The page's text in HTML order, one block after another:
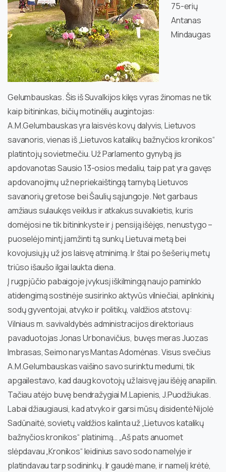
75-erių
Antanas
Mindaugas
Gelumbauskas. Šis iš Suvalkijos kilęs vyras žinomas ne tik
kaip bitininkas, bičių motinėlių augintojas:
A.M.Gelumbauskas yra laisvės kovų dalyvis, Lietuvos
savanoris, vienas iš „Lietuvos katalikų bažnyčios kronikos“
platintojų sovietmečiu. Už Parlamento gynybą jis
apdovanotas Sausio 13-osios medaliu, taip pat yra gavęs
apdovanojimų už nepriekaištingą tarnybą Lietuvos
savanorių gretose bei Šaulių sąjungoje. Net garbaus
amžiaus sulaukęs veiklus ir atkakus suvalkietis, kuris
domėjosi ne tik bitininkyste ir į pensiją išėjęs, nenustygo –
puoselėjo mintį įamžinti tą sunkų Lietuvai metą bei
kovojusiųjų už jos laisvę atminimą. Ir štai po šešerių metų
triūso išaušo ilgai laukta diena.
Į rugpjūčio pabaigoje įvykusį iškilmingą naujo paminklo
atidengimą sostinėje susirinko aktyvūs vilniečiai, aplinkinių
sodų gyventojai, atvyko ir politikų, valdžios atstovų:
Vilniaus m. savivaldybės administracijos direktoriaus
pavaduotojas Jonas Urbonavičius, buvęs meras Juozas
Imbrasas, Seimo narys Mantas Adomėnas. Visus svečius
A.M.Gelumbauskas vaišino savo surinktu medumi, tik
apgailestavo, kad daug kovotojų už laisvę jau išėję anapilin.
Tačiau atėjo buvę bendražygiai M.Lapienis, J.Puodžiukas.
Labai džiaugiausi, kad atvyko ir garsi mūsų disidentė Nijolė
Sadūnaitė, sovietų valdžios kalinta už „Lietuvos katalikų
bažnyčios kronikos“ platinimą… „Aš pats anuomet
slėpdavau „Kronikos“ leidinius savo sodo namelyje ir
platindavau tarp sodininkų. Ir gaudė mane, ir namelį krėtė,